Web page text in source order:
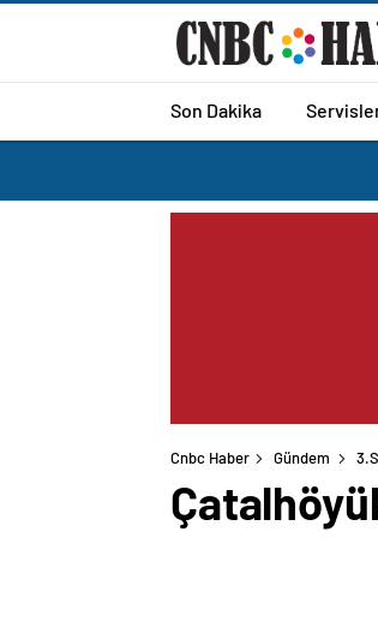
Son Dakika
Cnbc Haber Gündem